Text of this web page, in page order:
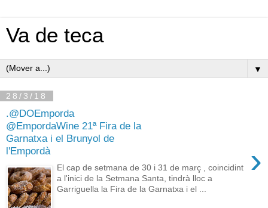
Va de teca
▼
28/3/18
.@DOEmporda
@EmpordaWine 21ª Fira de la
Garnatxa i el Brunyol de
l'Empordà
›
El cap de setmana de 30 i 31 de març , coincidint
a l'inici de la Setmana Santa, tindrà lloc a
Garriguella la Fira de la Garnatxa i el ...